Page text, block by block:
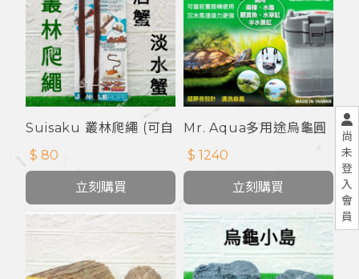
尚
未
登
入
會
員
Suisaku 叢林爬繩 (可自
由彎折)
$ 80
立刻購買
Mr. Aqua多用途烏龜圓
桶過濾
$ 1240
立刻購買